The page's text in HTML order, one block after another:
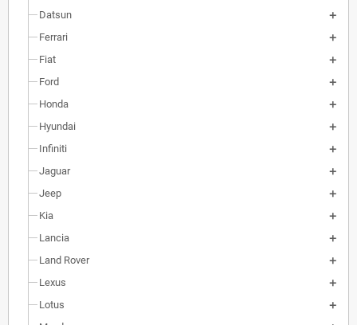
Datsun
Ferrari
Fiat
Ford
Honda
Hyundai
Infiniti
Jaguar
Jeep
Kia
Lancia
Land Rover
Lexus
Lotus